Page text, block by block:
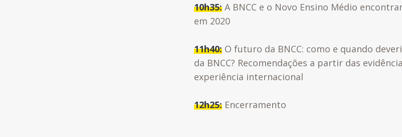
10h35: A BNCC e o Novo Ensino Médio
em 2020
11h40: O futuro da BNCC: como e quando
da BNCC? Recomendações a partir das
experiência internacional
12h25: Encerramento